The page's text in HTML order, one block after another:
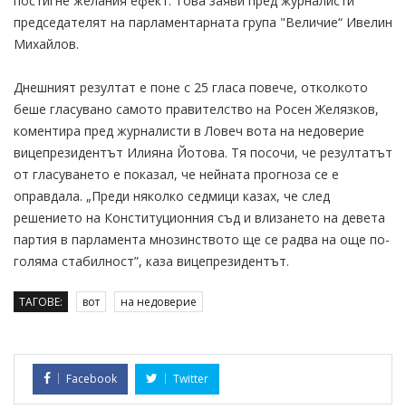
председателят на парламентарната група "Величие“ Ивелин
Михайлов.
Днешният резултат е поне с 25 гласа повече, отколкото
беше гласувано самото правителство на Росен Желязков,
коментира пред журналисти в Ловеч вота на недоверие
вицепрезидентът Илияна Йотова. Тя посочи, че резултатът
от гласуването е показал, че нейната прогноза се е
оправдала. „Преди няколко седмици казах, че след
решението на Конституционния съд и влизането на девета
партия в парламента мнозинството ще се радва на още по-
голяма стабилност”, каза вицепрезидентът.
ТАГОВЕ: вот на недоверие
Facebook Twitter